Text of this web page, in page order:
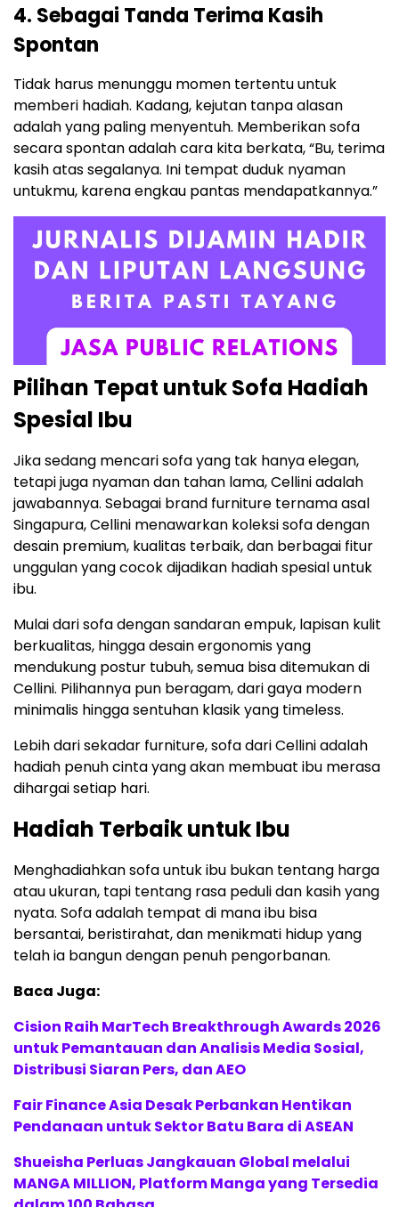
4. Sebagai Tanda Terima Kasih
Spontan
Tidak harus menunggu momen tertentu untuk
memberi hadiah. Kadang, kejutan tanpa alasan
adalah yang paling menyentuh. Memberikan sofa
secara spontan adalah cara kita berkata, “Bu, terima
kasih atas segalanya. Ini tempat duduk nyaman
untukmu, karena engkau pantas mendapatkannya.”
Pilihan Tepat untuk Sofa Hadiah
Spesial Ibu
Jika sedang mencari sofa yang tak hanya elegan,
tetapi juga nyaman dan tahan lama, Cellini adalah
jawabannya. Sebagai brand furniture ternama asal
Singapura, Cellini menawarkan koleksi sofa dengan
desain premium, kualitas terbaik, dan berbagai fitur
unggulan yang cocok dijadikan hadiah spesial untuk
ibu.
Mulai dari sofa dengan sandaran empuk, lapisan kulit
berkualitas, hingga desain ergonomis yang
mendukung postur tubuh, semua bisa ditemukan di
Cellini. Pilihannya pun beragam, dari gaya modern
minimalis hingga sentuhan klasik yang timeless.
Lebih dari sekadar furniture, sofa dari Cellini adalah
hadiah penuh cinta yang akan membuat ibu merasa
dihargai setiap hari.
Hadiah Terbaik untuk Ibu
Menghadiahkan sofa untuk ibu bukan tentang harga
atau ukuran, tapi tentang rasa peduli dan kasih yang
nyata. Sofa adalah tempat di mana ibu bisa
bersantai, beristirahat, dan menikmati hidup yang
telah ia bangun dengan penuh pengorbanan.
Baca Juga:
Cision Raih MarTech Breakthrough Awards 2026
untuk Pemantauan dan Analisis Media Sosial,
Distribusi Siaran Pers, dan AEO
Fair Finance Asia Desak Perbankan Hentikan
Pendanaan untuk Sektor Batu Bara di ASEAN
Shueisha Perluas Jangkauan Global melalui
MANGA MILLION, Platform Manga yang Tersedia